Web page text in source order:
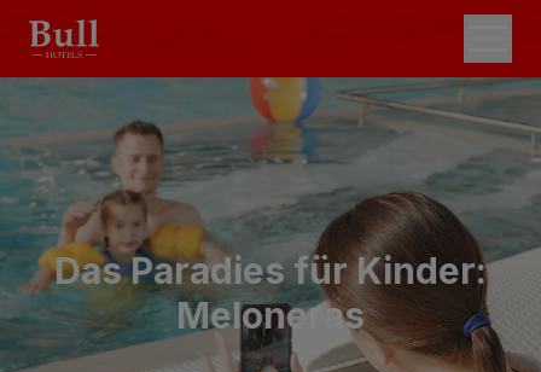
Das Paradies für Kinder:
Meloneras